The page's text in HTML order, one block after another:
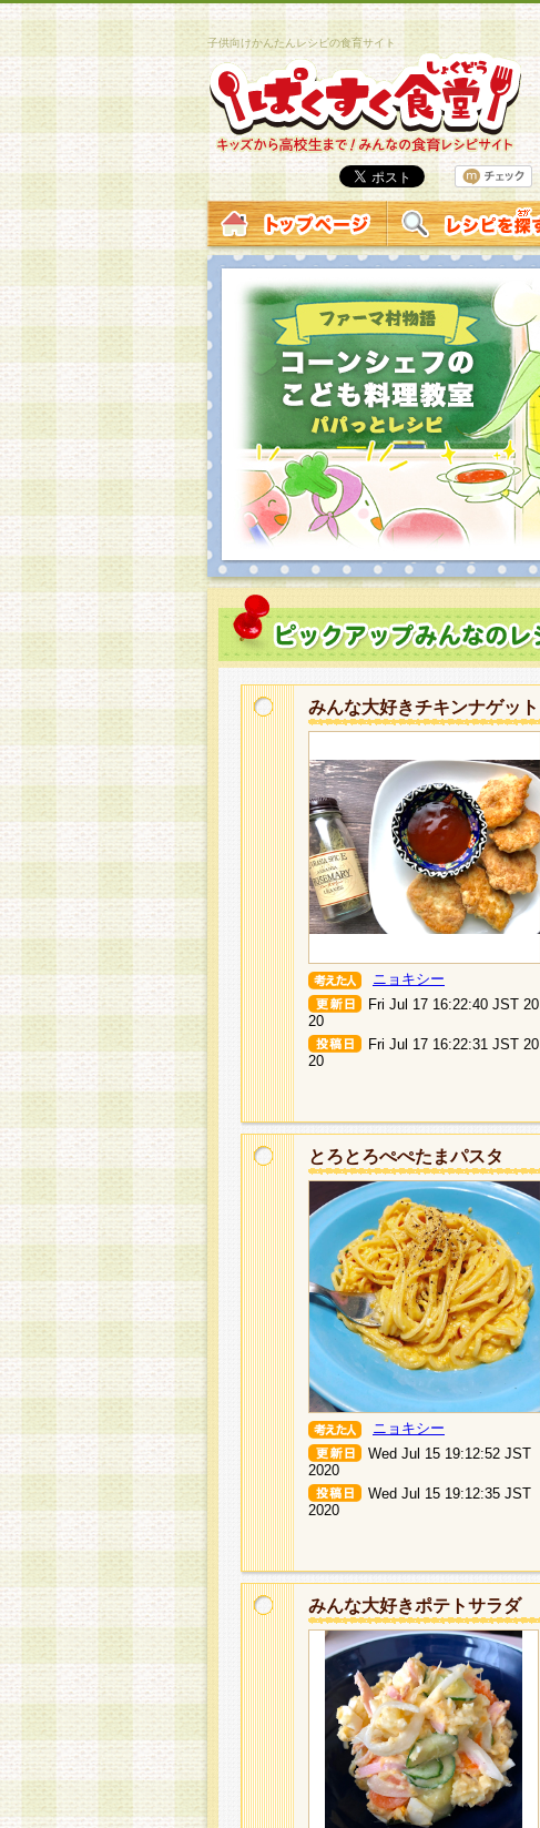
子供向けかんたんレシピの食育サイト
みんな大好きチキンナゲット
ニョキシー
Fri Jul 17 16:22:40 JST 20
20
Fri Jul 17 16:22:31 JST 20
20
とろとろぺぺたまパスタ
ニョキシー
Wed Jul 15 19:12:52 JST
2020
Wed Jul 15 19:12:35 JST
2020
みんな大好きポテトサラダ